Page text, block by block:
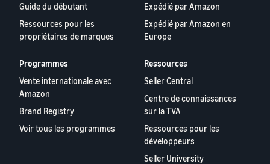
Guide du débutant
Ressources pour les
propriétaires de marques
Expédié par Amazon
Expédié par Amazon en
Europe
Programmes
Vente internationale avec
Amazon
Brand Registry
Voir tous les programmes
Ressources
Seller Central
Centre de connaissances
sur la TVA
Ressources pour les
développeurs
Seller University